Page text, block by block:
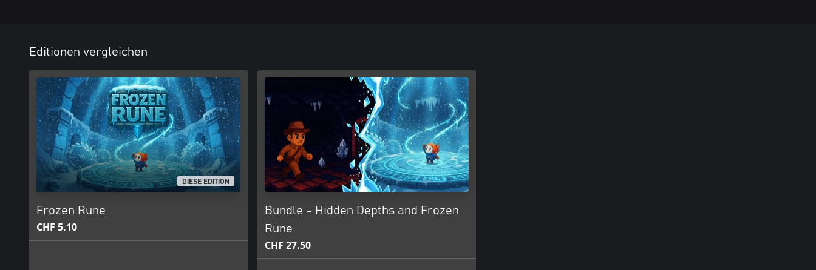
Editionen vergleichen
DIESE EDITION
Frozen Rune
CHF 5.10
Bundle - Hidden Depths and Frozen
Rune
CHF 27.50